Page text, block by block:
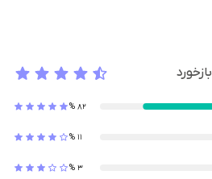
بازخورد
82
%
11
%
3
%